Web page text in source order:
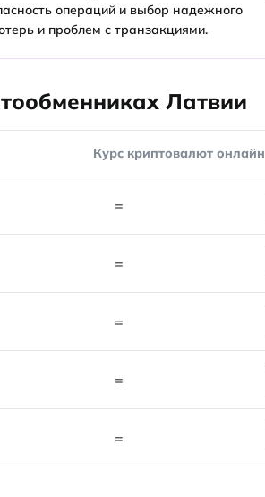
операций и выбор надежного
и проблем с транзакциями.
Латвии
Курс криптовалют онлайн
=
=
=
=
=